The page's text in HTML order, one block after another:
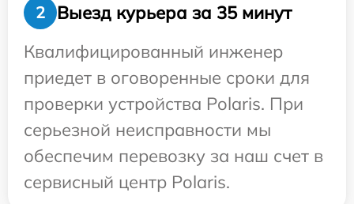
2
Выезд курьера за 35 минут
Квалифицированный инженер
приедет в оговоренные сроки для
проверки устройства Polaris. При
серьезной неисправности мы
обеспечим перевозку за наш счет в
сервисный центр Polaris.